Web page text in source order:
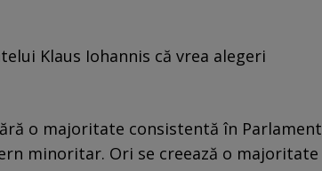
Klaus Iohannis că vrea alegeri
o majoritate consistentă în Parlament
minoritar. Ori se creează o majoritate